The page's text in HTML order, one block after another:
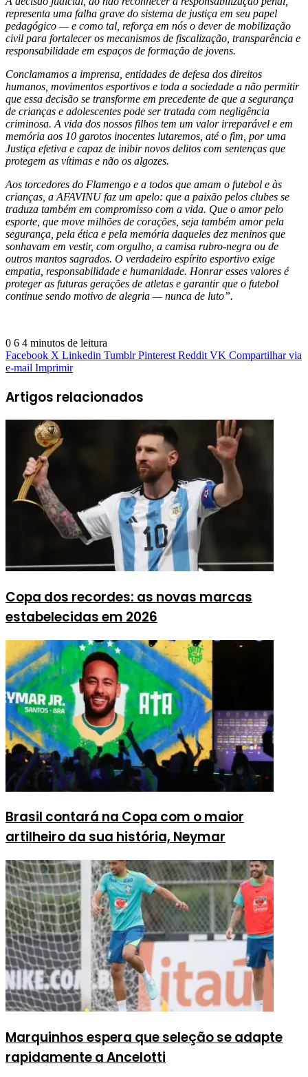
representa uma falha grave do sistema de justiça em seu papel
pedagógico — e como tal, reforça em nós o dever de mobilização
civil para fortalecer os mecanismos de fiscalização, transparência e
responsabilidade em espaços de formação de jovens.
Conclamamos a imprensa, entidades de defesa dos direitos
humanos, movimentos esportivos e toda a sociedade a não permitir
que essa decisão se transforme em precedente de que a segurança
de crianças e adolescentes pode ser tratada com negligência
criminosa. A vida dos nossos filhos tem um valor irreparável e em
memória aos 10 garotos inocentes lutaremos, até o fim, por uma
Justiça efetiva e capaz de inibir novos delitos com sentenças que
protegem as vítimas e não os algozes.
Aos torcedores do Flamengo e a todos que amam o futebol e às
crianças, a AFAVINU faz um apelo: que a paixão pelos clubes se
traduza também em compromisso com a vida. Que o amor pelo
esporte, que move milhões de corações, seja também amor pela
segurança, pela ética e pela memória daqueles dez meninos que
sonhavam em vestir, com orgulho, a camisa rubro-negra ou de
outros mantos sagrados. O verdadeiro espírito esportivo exige
empatia, responsabilidade e humanidade. Honrar esses valores é
proteger as futuras gerações de atletas e garantir que o futebol
continue sendo motivo de alegria — nunca de luto”.
0 6 4 minutos de leitura
Facebook X Linkedin Tumblr Pinterest Reddit VK Compartilhar via
e-mail Imprimir
Artigos relacionados
Copa dos recordes: as novas marcas
estabelecidas em 2026
Brasil contará na Copa com o maior
artilheiro da sua história, Neymar
Marquinhos espera que seleção se adapte
rapidamente a Ancelotti